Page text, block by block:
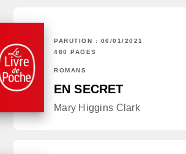
PARUTION : 06/01/2021
480 PAGES
ROMANS
EN SECRET
Mary Higgins Clark